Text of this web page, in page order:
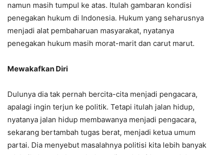
namun masih tumpul ke atas. Itulah gambaran kondisi
penegakan hukum di Indonesia. Hukum yang seharusnya
menjadi alat pembaharuan masyarakat, nyatanya
penegakan hukum masih morat-marit dan carut marut.
Mewakafkan Diri
Dulunya dia tak pernah bercita-cita menjadi pengacara,
apalagi ingin terjun ke politik. Tetapi itulah jalan hidup,
nyatanya jalan hidup membawanya menjadi pengacara,
sekarang bertambah tugas berat, menjadi ketua umum
partai. Dia menyebut masalahnya politisi kita lebih banyak